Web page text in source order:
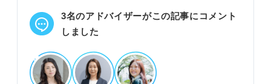
究が必須です。
語学力とコミュニケーション能力は必須スキルとし
POINT：スケジュール管理、几帳面さ、先読み力も
評価される素養です。
3名のアドバイザーがこの記事にコメント
しました